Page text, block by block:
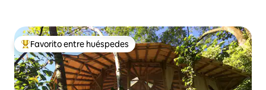
De los mejores en Favorito entre huéspedes
Favorito entre huéspedes